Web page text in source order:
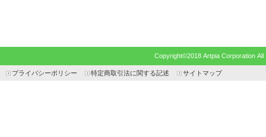
Copyright©2018 Artpia Corporation
プライバシーポリシー 特定商取引法に関する記述 サイトマップ